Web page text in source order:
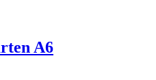
A6